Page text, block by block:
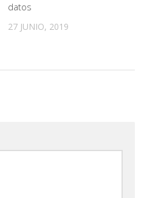
datos
27 JUNIO, 2019